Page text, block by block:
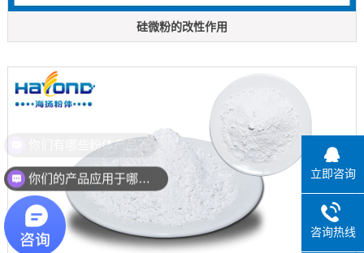
硅微粉的改性作用
立即咨询
咨询热线